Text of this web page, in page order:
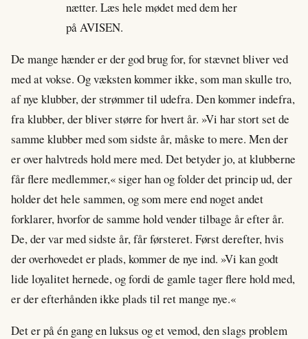
nætter. Læs hele mødet med dem her
på AVISEN.
De mange hænder er der god brug for, for stævnet bliver ved
med at vokse. Og væksten kommer ikke, som man skulle tro,
af nye klubber, der strømmer til udefra. Den kommer indefra,
fra klubber, der bliver større for hvert år. »Vi har stort set de
samme klubber med som sidste år, måske to mere. Men der
er over halvtreds hold mere med. Det betyder jo, at klubberne
får flere medlemmer,« siger han og folder det princip ud, der
holder det hele sammen, og som mere end noget andet
forklarer, hvorfor de samme hold vender tilbage år efter år.
De, der var med sidste år, får førsteret. Først derefter, hvis
der overhovedet er plads, kommer de nye ind. »Vi kan godt
lide loyalitet hernede, og fordi de gamle tager flere hold med,
er der efterhånden ikke plads til ret mange nye.«
Det er på én gang en luksus og et vemod, den slags problem